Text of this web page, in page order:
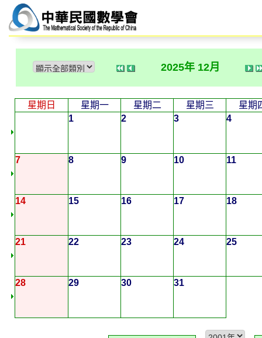
2025年 12月
星期日 星期一 星期二 星期三
星期
1
2 3 4
7 8 9 10 11
14 15 16 17 18
21 22 23 24 25
28 29 30 31